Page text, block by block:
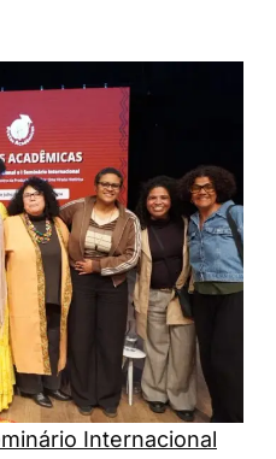
Internacional